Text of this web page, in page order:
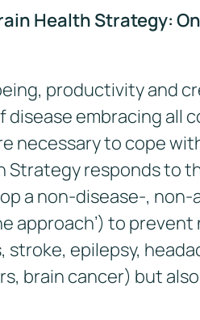
Health Strategy:
productivity and
embracing all
necessary to cope
Strategy responds to
a non-disease-,
approach’) to
epilepsy,
brain cancer) but